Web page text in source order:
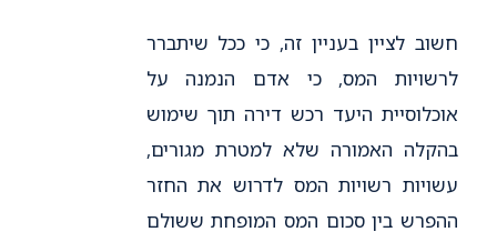
חשוב לציין בעניין זה, כי ככל שיתברר
לרשויות המס, כי אדם הנמנה על
אוכלוסיית היעד רכש דירה תוך שימוש
בהקלה האמורה שלא למטרת מגורים,
עשויות רשויות המס לדרוש את החזר
ההפרש בין סכום המס המופחת ששולם